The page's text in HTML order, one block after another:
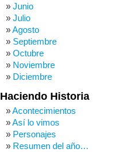
Junio
Julio
Agosto
Septiembre
Octubre
Noviembre
Diciembre
Haciendo Historia
Acontecimientos
Así lo vimos
Personajes
Resumen del año…